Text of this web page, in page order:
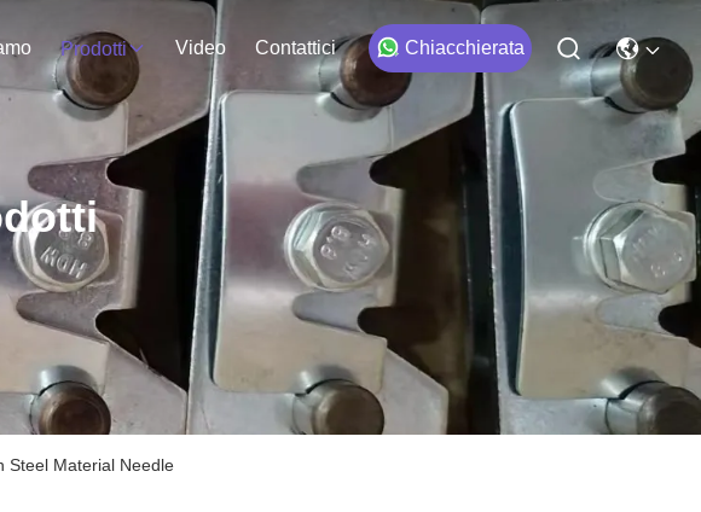
Prodotti Video Contattici Chiacchierata
Steel Material Needle